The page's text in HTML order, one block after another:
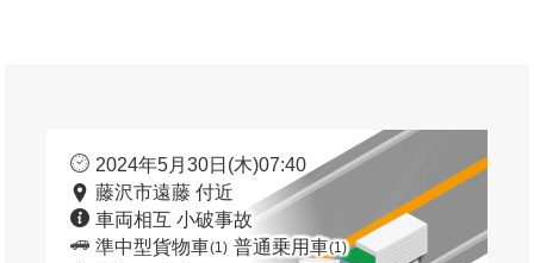
2024年5月30日(木)07:40
藤沢市遠藤 付近
車両相互 小破事故
準中型貨物車(1) 普通乗用車(1)